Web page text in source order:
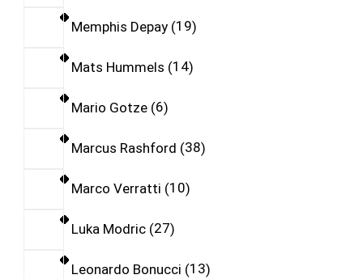
Memphis Depay 19
Mats Hummels 14
Mario Gotze 6
Marcus Rashford 38
Marco Verratti 10
Luka Modric 27
Leonardo Bonucci 13